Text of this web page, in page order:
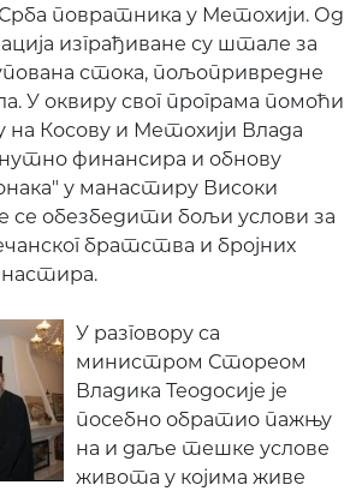
Срба повратника у Метохији. Од
изграђиване су штале за
стока, пољопривредне
У оквиру свог програма помоћи
на Косову и Метохији Влада
финансира и обнову
у манастиру Високи
се обезбедити бољи услови за
братства и бројних
У разговору са
министром Стореом
Владика Теодосије је
посебно обратио пажњу
на и даље тешке услове
живота у којима живе